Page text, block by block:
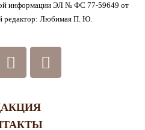
информации ЭЛ № ФС 77-59649 от
редактор: Любимая П. Ю.